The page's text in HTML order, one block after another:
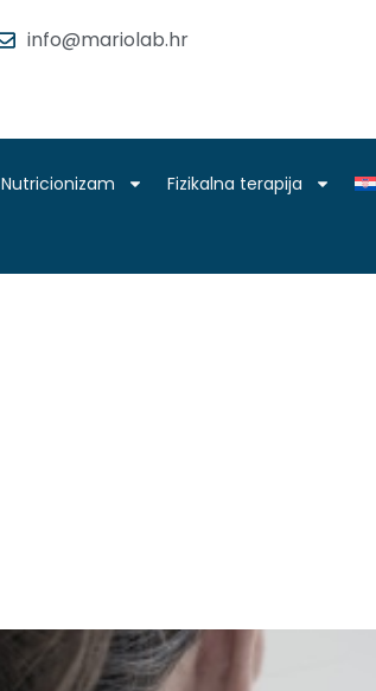
info@mariolab.hr
Nutricionizam Fizikalna terapija